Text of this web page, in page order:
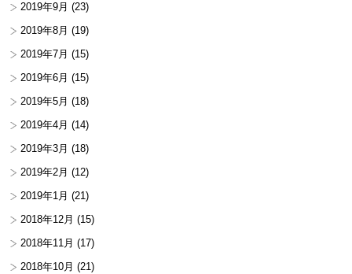
2019年9月 (23)
2019年8月 (19)
2019年7月 (15)
2019年6月 (15)
2019年5月 (18)
2019年4月 (14)
2019年3月 (18)
2019年2月 (12)
2019年1月 (21)
2018年12月 (15)
2018年11月 (17)
2018年10月 (21)